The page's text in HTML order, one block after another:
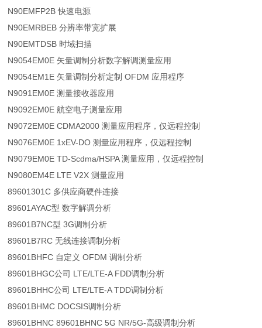
N90EMFP2B 快速电源
N90EMRBEB 分辨率带宽扩展
N90EMTDSB 时域扫描
N9054EM0E 矢量调制分析数字解调测量应用
N9054EM1E 矢量调制分析定制 OFDM 应用程序
N9091EM0E 测量接收器应用
N9092EM0E 航空电子测量应用
N9072EM0E CDMA2000 测量应用程序，仅远程控制
N9076EM0E 1xEV-DO 测量应用程序，仅远程控制
N9079EM0E TD-Scdma/HSPA 测量应用，仅远程控制
N9080EM4E LTE V2X 测量应用
89601301C 多供应商硬件连接
89601AYAC型 数字解调分析
89601B7NC型 3G调制分析
89601B7RC 无线连接调制分析
89601BHFC 自定义 OFDM 调制分析
89601BHGC公司 LTE/LTE-A FDD调制分析
89601BHHC公司 LTE/LTE-A TDD调制分析
89601BHMC DOCSIS调制分析
89601BHNC 89601BHNC 5G NR/5G-高级调制分析